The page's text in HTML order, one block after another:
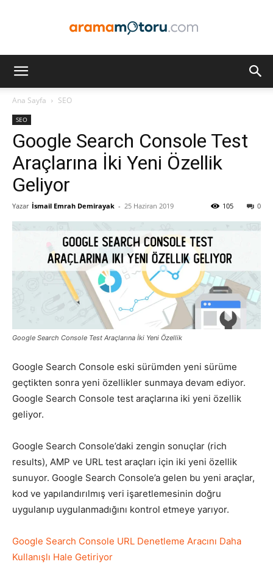
ve
Pazarlaması
SEO,
SEM,
ASO,
Ana Sayfa SEO
SEO
Google Search Console Test
Araçlarına İki Yeni Özellik
Geliyor
Yazar İsmail Emrah Demirayak - 25 Haziran 2019 0
105
Google Search Console Test Araçlarına İki Yeni Özellik
Google Search Console eski sürümden yeni sürüme
geçtikten sonra yeni özellikler sunmaya devam ediyor.
Google Search Console test araçlarına iki yeni özellik
geliyor.
Google Search Console’daki zengin sonuçlar (rich
results), AMP ve URL test araçları için iki yeni özellik
sunuyor. Google Search Console’a gelen bu yeni araçlar,
kod ve yapılandırılmış veri işaretlemesinin doğru
uygulanıp uygulanmadığını kontrol etmeye yarıyor.
Google Search Console URL Denetleme Aracını Daha
Kullanışlı Hale Getiriyor